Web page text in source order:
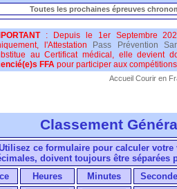
Toutes les prochaines épreuves
: Depuis le 1er Septembre
l'Attestation
Pass Prévention
au Certificat médical, elle devient
FFA pour participer aux
Accueil Courir en
Classement
ce formulaire pour calculer votre
doivent toujours être séparées
Heures Minutes